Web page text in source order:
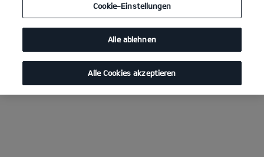
Cookie-Einstellungen
Alle ablehnen
Alle Cookies akzeptieren